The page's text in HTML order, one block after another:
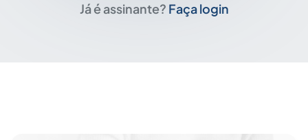
Já é assinante? Faça login